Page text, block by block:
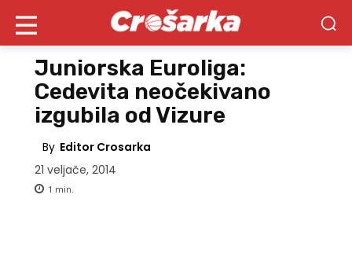
Juniorska Euroliga:
Cedevita neočekivano
izgubila od Vizure
By Editor Crosarka
21 veljače, 2014
1 min.